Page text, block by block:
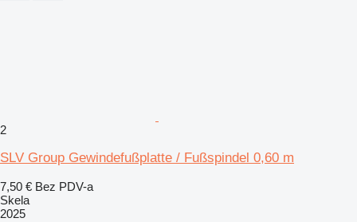
2
SLV Group Gewindefußplatte / Fußspindel 0,60 m
7,50 € Bez PDV-a
Skela
2025